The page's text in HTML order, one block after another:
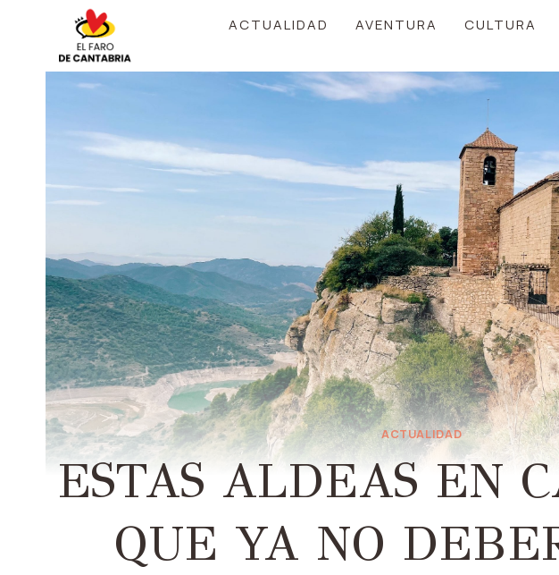
contenido
ACTUALIDAD AVENTURA CULTURA
ACTUALIDAD
ESTAS ALDEAS EN
QUE YA NO